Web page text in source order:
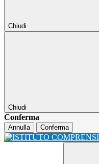
Chiudi
Chiudi
Conferma
Annulla Conferma